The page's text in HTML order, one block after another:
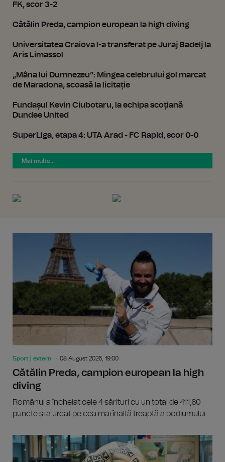
FK, scor 3-2
Cătălin Preda, campion european la high diving
Universitatea Craiova l-a transferat pe Juraj Badelj la
Aris Limassol
„Mâna lui Dumnezeu”: Mingea celebrului gol marcat
de Maradona, scoasă la licitație
Fundașul Kevin Ciubotaru, la echipa scoțiană
Dundee United
SuperLiga, etapa 4: UTA Arad - FC Rapid, scor 0-0
Mai multe...
Sport | extern 08 August 2026, 19:00
Cătălin Preda, campion european la high
diving
Românul a încheiat cele 4 sărituri cu un total de 411,60
puncte și a urcat pe cea mai înaltă treaptă a podiumului